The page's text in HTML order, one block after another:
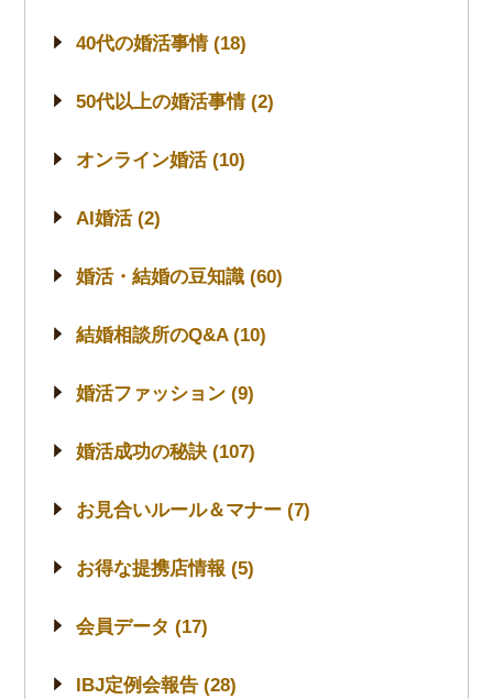
40代の婚活事情 (18)
50代以上の婚活事情 (2)
オンライン婚活 (10)
AI婚活 (2)
婚活・結婚の豆知識 (60)
結婚相談所のQ&A (10)
婚活ファッション (9)
婚活成功の秘訣 (107)
お見合いルール＆マナー (7)
お得な提携店情報 (5)
会員データ (17)
IBJ定例会報告 (28)